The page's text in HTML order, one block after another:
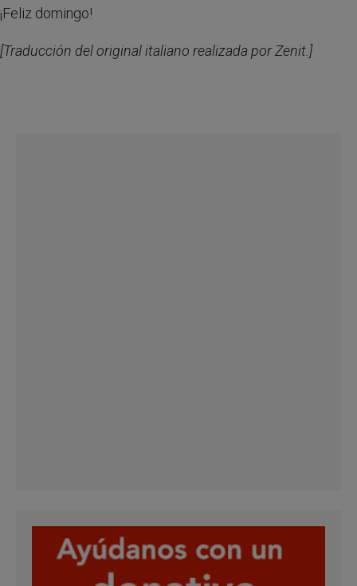
¡Feliz domingo!
[Traducción del original italiano realizada por Zenit.]